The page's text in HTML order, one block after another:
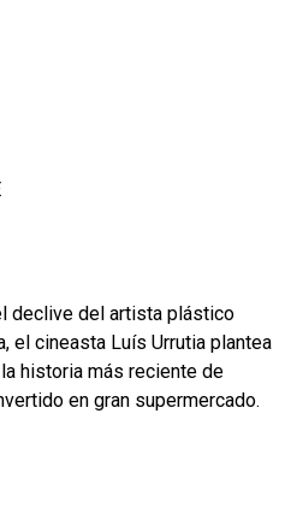
declive del artista plástico
el cineasta Luís Urrutia plantea
historia más reciente de
en gran supermercado.